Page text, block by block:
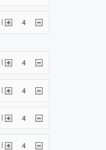
| 4
4
| 4
| 4
| 4